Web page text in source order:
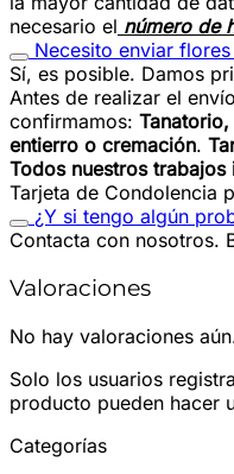
necesario el número de
Necesito enviar
Sí, es posible. Damos
Antes de realizar el
confirmamos:
entierro o cremación.
Todos nuestros trabajos
Tarjeta de Condolencia
¿Y si tengo algún
Contacta con nosotros.
Valoraciones
No hay valoraciones
Solo los usuarios
producto pueden hacer
Categorías